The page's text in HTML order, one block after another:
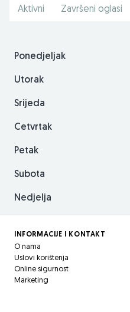
Aktivni Završeni oglasi
Ponedjeljak
Utorak
Srijeda
Cetvrtak
Petak
Subota
Nedjelja
INFORMACIJE I KONTAKT
O nama
Uslovi korištenja
Online sigurnost
Marketing